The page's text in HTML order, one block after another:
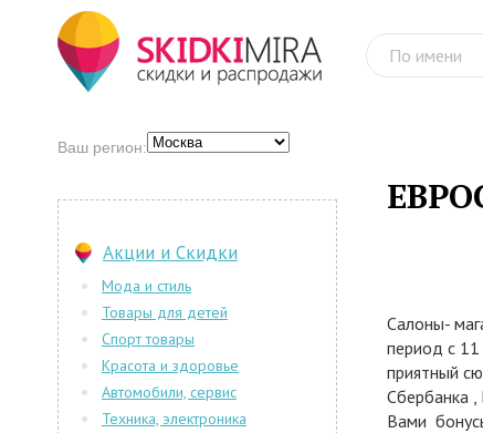
Салоны-
период с
приятный
Сбербанка
Вами
Ваш регион:
Акции и Скидки
Мода и стиль
Товары для детей
Спорт товары
Красота и здоровье
Автомобили, сервис
Техника, электроника